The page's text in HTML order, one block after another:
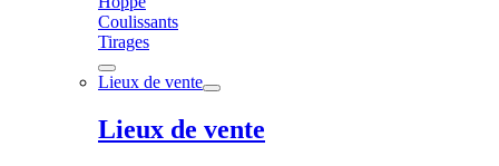
Coulissants
Tirages
Lieux de vente
Lieux de vente